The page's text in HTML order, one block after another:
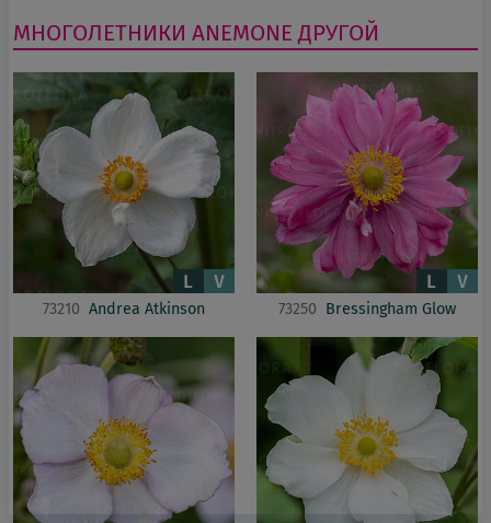
МНОГОЛЕТНИКИ ANEMONE ДРУГОЙ
73210 Andrea Atkinson 73250 Bressingham Glow